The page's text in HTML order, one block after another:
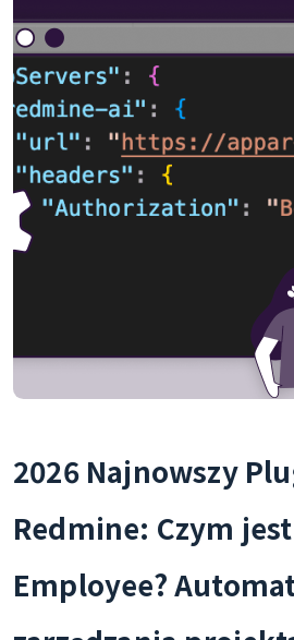
2026 Najnowszy
Redmine: Czym
Employee?